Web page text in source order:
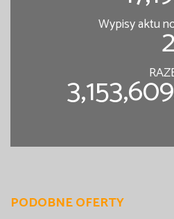
Wypisy aktu
PODOBNE OFERTY